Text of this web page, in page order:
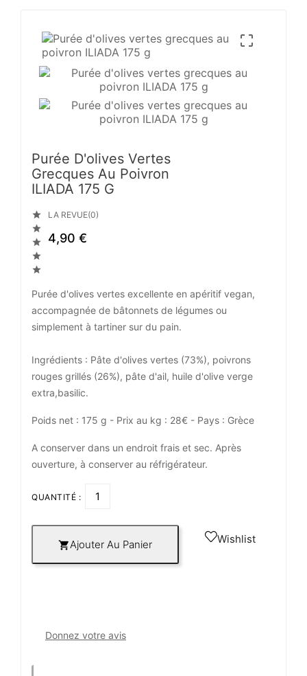

Purée D'olives Vertes
Grecques Au Poivron
ILIADA 175 G





LA REVUE(0)
4,90 €
Purée d'olives vertes excellente en apéritif vegan,
accompagnée de bâtonnets de légumes ou
simplement à tartiner sur du pain.
Ingrédients : Pâte d'olives vertes (73%), poivrons
rouges grillés (26%), pâte d'ail, huile d'olive verge
extra,basilic.
Poids net : 175 g - Prix au kg : 28€ - Pays : Grèce
A conserver dans un endroit frais et sec. Après
ouverture, à conserver au réfrigérateur.
QUANTITÉ :
Ajouter Au Panier Wishlist
Donnez votre avis